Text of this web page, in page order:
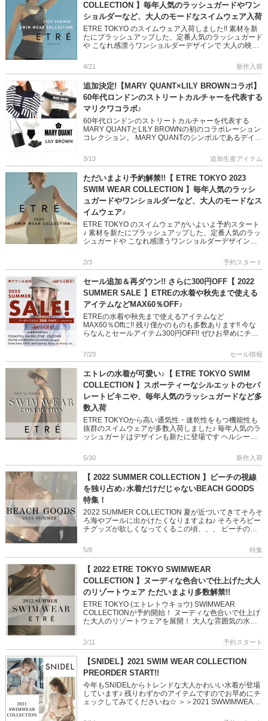
COLLECTION 】毎年人気のラッシュガードやワン
ショルダーなど、大人のモードなスイムウェア入荷
ETRE TOKYO のスイムウェア入荷しました!! 素材を新
たにブラッシュアップした、定番人気のラッシュガード
や こなれ感漂うワンショルダーデザインで 大人の映え
ゴが可 […]
4/21 新作入荷
追加決定!【MARY QUANT×LILY BROWNコラボ】
60年代ロンドンのストリートカルチャーを代表する
マリクワコラボ♪
60年代ロンドンのストリートカルチャーを代表する
MARY QUANTとLILY BROWNの初のコラボレーション
コレクション。 MARY QUANTのシンボルであるデイジ
3/13 追加生産アイテム
ただいまより予約解禁!!【 ETRE TOKYO 2023
SWIM WEAR COLLECTION 】毎年人気のラッシ
ュガードやワンショルダーなど、大人のモードなス
イムウェア♪
ETRE TOKYO のスイムウェアがいよいよ予約スタート
♪ 素材を新たにブラッシュアップした、定番人気のラッ
シュガードや こなれ感漂うワンショルダーデザインで
活躍の、 […]
2/3 予約スタート
セール追加＆再ダウン!! さらに300円OFF【 2022
SUMMER SALE 】ETREの水着や秋先まで使える
アイテムなどMAX60％OFF♪
ETREの水着や秋先まで使えるアイテムなど
MAX60％Offに!! 残り僅かのものも多数あります!! 今な
らなんとセールアイテム300円OFF!! ぜひお早めにチェ
7/23 セール情報
エトレの水着が可愛い♪【 ETRE TOKYO SWIM
COLLECTION 】スポーティーなシルエットのセパ
レートビキニや、毎年人気のラッシュガードなど多
数入荷
ETRE TOKYOから高い通気性・速乾性をもつ機能性も
抜群のスイムウェアが多数入荷しました♪ 毎年人気のラ
ッシュガードはデザインも新たに登場です ヘルシーな
はの大人なデ […]
5/30 新作入荷
【 2022 SUMMER COLLECTION 】ビーチの視線
を独り占め♪水着だけだじゃないBEACH GOODS
特集！
2022 SUMMER COLLECTION 夏が近づいてきてそろそ
ろ海やプールに出かけたくなりますよね♪ そろそろビー
チグッズが欲しくなってくるこの頃、、、 ビーチのト
[…]
5/8 特集
【 2022 ETRE TOKYO SWIMWEAR
COLLECTION 】ヌーディな色合いで仕上げた大人
のリゾートウェア ただいまより多数解禁!!
ETRE TOKYO (エトレトウキョウ) SWIMWEAR
COLLECTIONが予約開始！ ヌーディな色合いで仕上げ
た大人のリゾートウェアを展開！ 大人な雰囲気の水着
2/11 予約スタート
【SNIDEL】2021 SWIM WEAR COLLECTION
PREORDER START!!
今年もSNIDELからトレンドな大人かわいい水着が登場
しています♪ 残りわずかのアイテムですのでお早めにチ
ェックしてみてくださいね☆ ＞＞2021 SWWIMWEAR